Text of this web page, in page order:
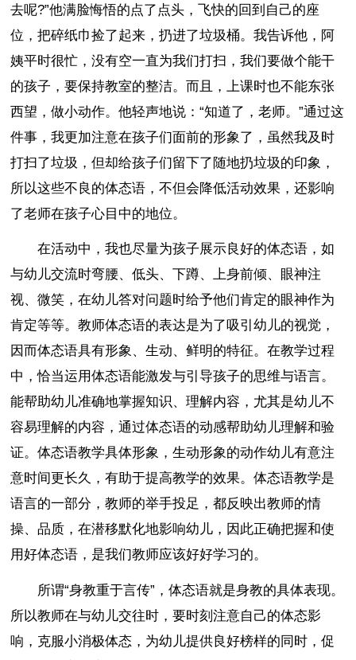
去呢?”他满脸悔悟的点了点头，飞快的回到自己的座
位，把碎纸巾捡了起来，扔进了垃圾桶。我告诉他，阿
姨平时很忙，没有空一直为我们打扫，我们要做个能干
的孩子，要保持教室的整洁。而且，上课时也不能东张
西望，做小动作。他轻声地说：“知道了，老师。”通过这
件事，我更加注意在孩子们面前的形象了，虽然我及时
打扫了垃圾，但却给孩子们留下了随地扔垃圾的印象，
所以这些不良的体态语，不但会降低活动效果，还影响
了老师在孩子心目中的地位。
在活动中，我也尽量为孩子展示良好的体态语，如
与幼儿交流时弯腰、低头、下蹲、上身前倾、眼神注
视、微笑，在幼儿答对问题时给予他们肯定的眼神作为
肯定等等。教师体态语的表达是为了吸引幼儿的视觉，
因而体态语具有形象、生动、鲜明的特征。在教学过程
中，恰当运用体态语能激发与引导孩子的思维与语言。
能帮助幼儿准确地掌握知识、理解内容，尤其是幼儿不
容易理解的内容，通过体态语的动感帮助幼儿理解和验
证。体态语教学具体形象，生动形象的动作幼儿有意注
意时间更长久，有助于提高教学的效果。体态语教学是
语言的一部分，教师的举手投足，都反映出教师的情
操、品质，在潜移默化地影响幼儿，因此正确把握和使
用好体态语，是我们教师应该好好学习的。
所谓“身教重于言传”，体态语就是身教的具体表现。
所以教师在与幼儿交往时，要时刻注意自己的体态影
响，克服小消极体态，为幼儿提供良好榜样的同时，促